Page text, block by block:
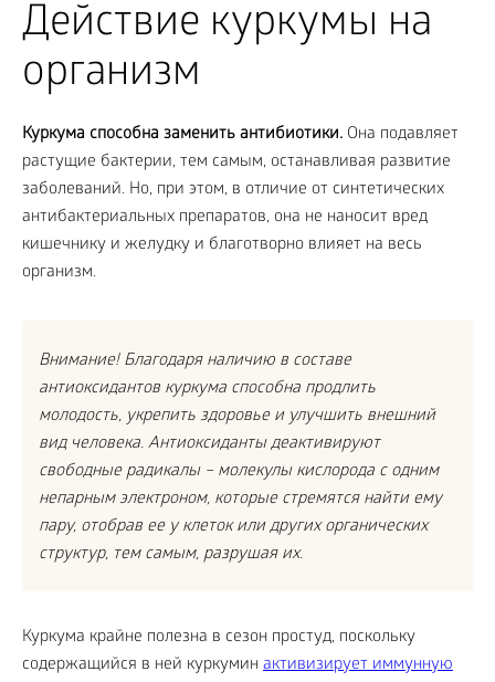
Действие куркумы на
организм
Куркума способна заменить антибиотики. Она подавляет
растущие бактерии, тем самым, останавливая развитие
заболеваний. Но, при этом, в отличие от синтетических
антибактериальных препаратов, она не наносит вред
кишечнику и желудку и благотворно влияет на весь
организм.
Внимание! Благодаря наличию в составе
антиоксидантов куркума способна продлить
молодость, укрепить здоровье и улучшить внешний
вид человека. Антиоксиданты деактивируют
свободные радикалы – молекулы кислорода с одним
непарным электроном, которые стремятся найти ему
пару, отобрав ее у клеток или других органических
структур, тем самым, разрушая их.
Куркума крайне полезна в сезон простуд, поскольку
содержащийся в ней куркумин активизирует иммунную